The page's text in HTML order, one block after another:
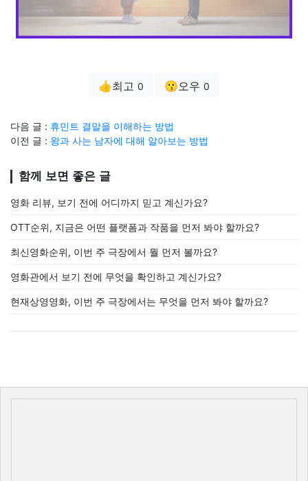
👍최고 0 😗오우 0
다음 글 : 휴민트 결말을 이해하는 방법
이전 글 : 왕과 사는 남자에 대해 알아보는 방법
함께 보면 좋은 글
영화 리뷰, 보기 전에 어디까지 믿고 계신가요?
OTT순위, 지금은 어떤 플랫폼과 작품을 먼저 봐야 할까요?
최신영화순위, 이번 주 극장에서 뭘 먼저 볼까요?
영화관에서 보기 전에 무엇을 확인하고 계신가요?
현재상영영화, 이번 주 극장에서는 무엇을 먼저 봐야 할까요?